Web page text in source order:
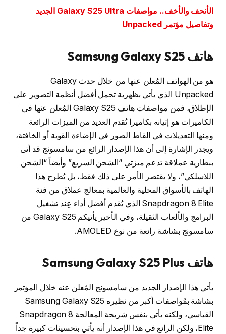
الأنحف والأخف.. مواصفات Galaxy S25 Ultra الجديد
وتفاصيل مؤتمر Unpacked
هاتف Samsung Galaxy S25
هو من الهواتف المُعلن عنها من خلال حدث Galaxy
Unpacked الذي يأتي بظهرية تحمل أفضل أنظمة التصوير على
الإطلاق، فمن مواصفات هاتف Galaxy S25 المُعلن عنها في
الكاميرات هو إتيانه بكاميرا تُقدم العديد من الميزات الرائعة
ومنها التعديلات في القاط الصور في الإضاءة القوية أو الخافتة،
ويجدر الإشارة إلى أن هذا الإصدار الرائع من سامسونج قد أتى
ببطارية عملاقة تدعم ميزتي “الشحن السريع” وأيضاً “الشحن
اللاسلكي”، ولا يقتصر الأمر على ذلك فقط، بل يُطرح هذا
الهاتف بالأسواق المحلية والعالمية بمعالج عملاق من فئة
Snapdragon 8 Elite الذي يُقدم أفضل أداء عِند تشغيل
البرامج والألعاب الثقيلة، وفي الأخير يأتيكم Galaxy S25 من
سامسونج بشاشة رائعة من نوع AMOLED.
هاتف Samsung Galaxy S25 Plus
يأتي هذا الإصدار الجديد من سامسونج المُعلن عنه خلال المؤتمر
بشاشة بمُواصفات أكبر من نظيره Samsung Galaxy S25
القياسي، ولكنه يأتي بنفس شريحة المعالجة Snapdragon 8
Elite، ولكن الرائع في هذا الإصدار أنه يأتي بتحسينات كبيرة جداً